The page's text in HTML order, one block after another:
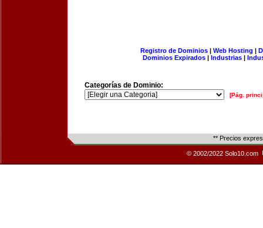
Registro de Dominios| Web Hosting |
Dominios Expirados | Industrias |
Categorías de Dominio:
[Pág.
** Precios
© 2002/2022 Solo10.com